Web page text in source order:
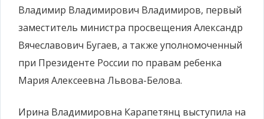
Владимир Владимирович Владимиров, первый
заместитель министра просвещения Александр
Вячеславович Бугаев, а также уполномоченный
при Президенте России по правам ребенка
Мария Алексеевна Львова-Белова.
Ирина Владимировна Карапетянц выступила на